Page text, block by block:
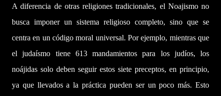
A diferencia de otras religiones tradicionales, el Noajismo no
busca imponer un sistema religioso completo, sino que se
centra en un código moral universal. Por ejemplo, mientras que
el judaísmo tiene 613 mandamientos para los judíos, los
noájidas solo deben seguir estos siete preceptos, en principio,
ya que llevados a la práctica pueden ser un poco más. Esto